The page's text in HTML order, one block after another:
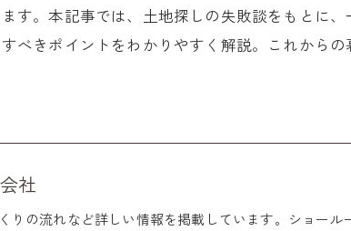
す。本記事では、土地探しの失敗談をもとに
べきポイントをわかりやすく解説。これから
社
りの流れなど詳しい情報を掲載しています。ショー